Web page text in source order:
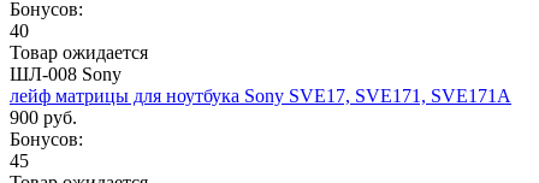
Бонусов:
40
Товар ожидается
ШЛ-008 Sony
лейф матрицы для ноутбука Sony SVE17, SVE171, SVE171A
900 руб.
Бонусов:
45